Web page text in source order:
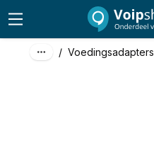
/ Voedingsadapters
excl. btw
incl. btw